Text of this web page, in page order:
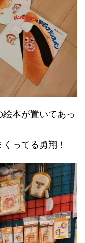
本が置いてあっ
ってる勇翔！